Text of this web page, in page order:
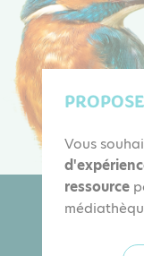
Vous
ressource